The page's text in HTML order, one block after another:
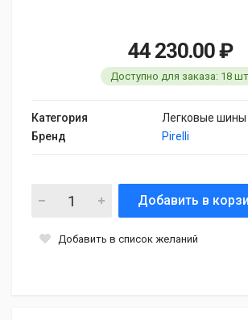
44 230.00 ₽
Доступно для заказа: 18
Категория
Легковые шины
Бренд
Pirelli
Добавить в
Добавить в список желаний